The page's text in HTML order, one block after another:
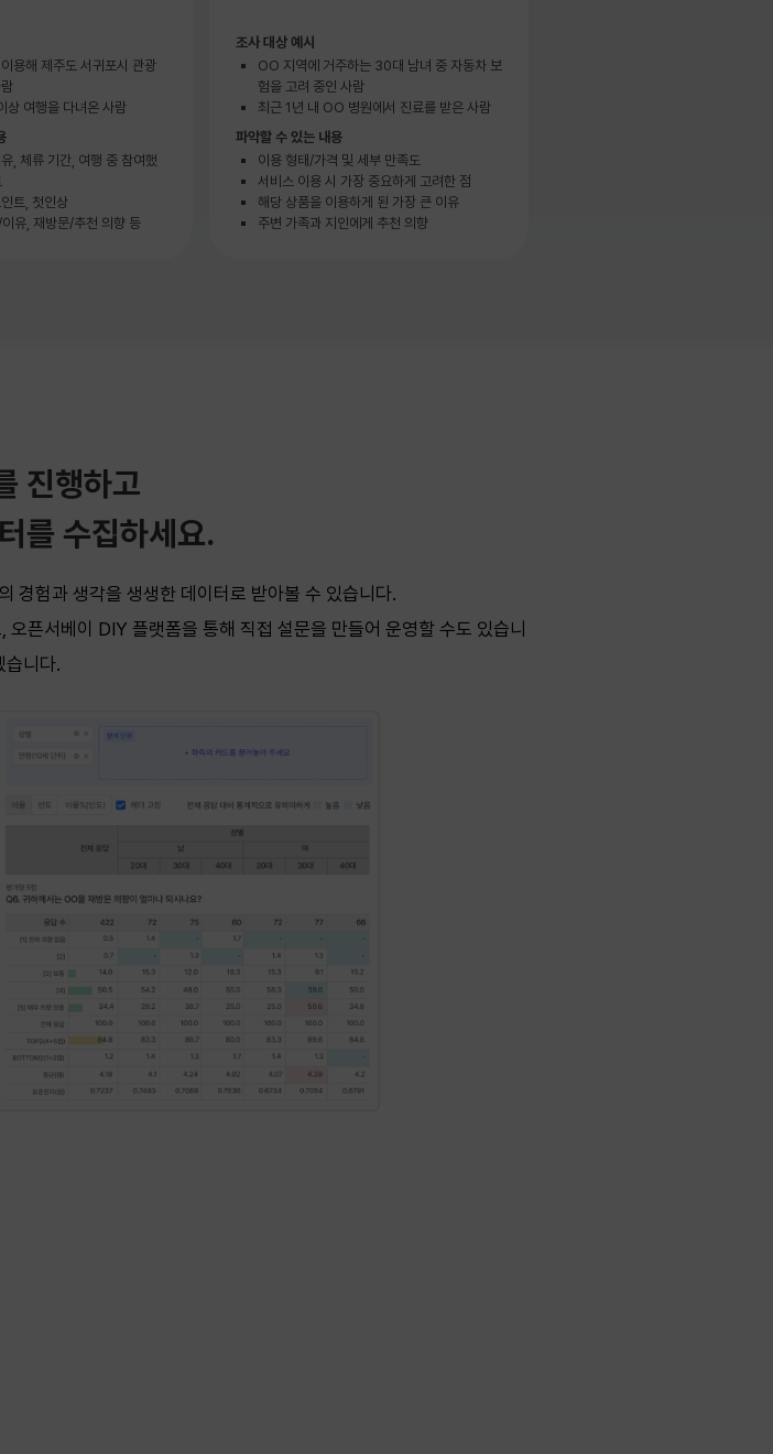
용해 제주도 서귀포시 관광
상 여행을 다녀온 사람
, 체류 기간, 여행 중 참여했
트, 첫인상
유, 재방문/추천 의향 등
조사 대상 예시
OO 지역에 거주하는 30대 남녀 중 자동차 보
험을 고려 중인 사람
최근 1년 내 OO 병원에서 진료를 받은 사람
파악할 수 있는 내용
이용 형태/가격 및 세부 만족도
서비스 이용 시 가장 중요하게 고려한 점
해당 상품을 이용하게 된 가장 큰 이유
주변 가족과 지인에게 추천 의향
진행하고
를 수집하세요.
경험과 생각을 생생한 데이터로 받아볼 수 있습니다.
픈서베이 DIY 플랫폼을 통해 직접 설문을 만들어 운영할 수도 있습니
습니다.